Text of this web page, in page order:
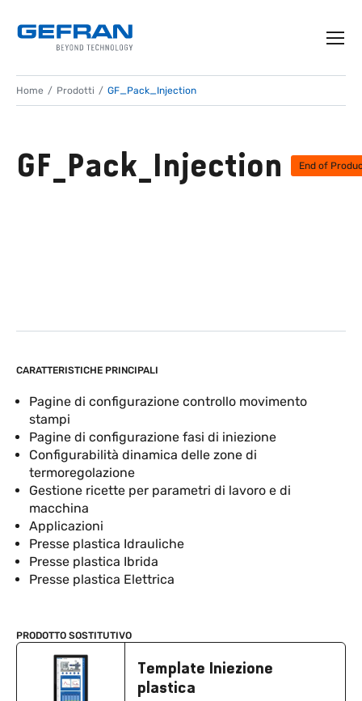
Home Prodotti GF_Pack_Injection
GF_Pack_Injection End of
CARATTERISTICHE PRINCIPALI
Pagine di configurazione controllo movimento
stampi
Pagine di configurazione fasi di iniezione
Configurabilità dinamica delle zone di
termoregolazione
Gestione ricette per parametri di lavoro e di
macchina
Applicazioni
Presse plastica Idrauliche
Presse plastica Ibrida
Presse plastica Elettrica
PRODOTTO SOSTITUTIVO
Template Iniezione
plastica